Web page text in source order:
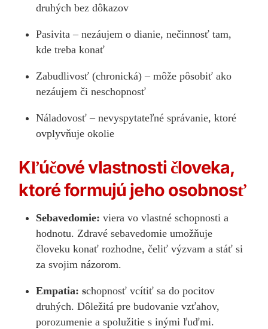
druhých bez dôkazov
Pasivita – nezáujem o dianie, nečinnosť tam,
kde treba konať
Zabudlivosť (chronická) – môže pôsobiť ako
nezáujem či neschopnosť
Náladovosť – nevyspytateľné správanie, ktoré
ovplyvňuje okolie
Kľúčové vlastnosti človeka,
ktoré formujú jeho osobnosť
Sebavedomie:viera vo vlastné schopnosti a
hodnotu. Zdravé sebavedomie umožňuje
človeku konať rozhodne, čeliť výzvam a stáť si
za svojim názorom.
Empatia: schopnosť vcítiť sa do pocitov
druhých. Dôležitá pre budovanie vzťahov,
porozumenie a spolužitie s inými ľuďmi.